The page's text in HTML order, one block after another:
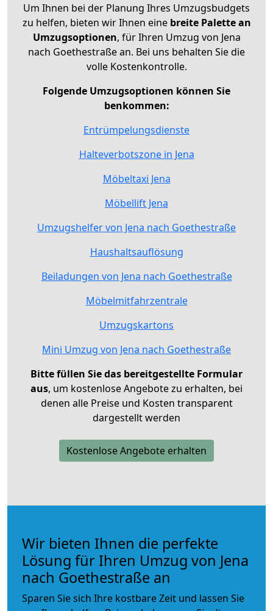
Um Ihnen bei der Planung Ihres Umzugsbudgets
zu helfen, bieten wir Ihnen eine breite Palette an
Umzugsoptionen, für Ihren Umzug von Jena
nach Goethestraße an. Bei uns behalten Sie die
volle Kostenkontrolle.
Folgende Umzugsoptionen können Sie
benkommen:
Entrümpelungsdienste
Halteverbotszone in Jena
Möbeltaxi Jena
Möbellift Jena
Umzugshelfer von Jena nach Goethestraße
Haushaltsauflösung
Beiladungen von Jena nach Goethestraße
Möbelmitfahrzentrale
Umzugskartons
Mini Umzug von Jena nach Goethestraße
Bitte füllen Sie das bereitgestellte Formular
aus, um kostenlose Angebote zu erhalten, bei
denen alle Preise und Kosten transparent
dargestellt werden
Kostenlose Angebote erhalten
Wir bieten Ihnen die perfekte
Lösung für Ihren Umzug von Jena
nach Goethestraße an
Sparen Sie sich Ihre kostbare Zeit und lassen Sie